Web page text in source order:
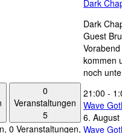
0
Veranstaltungen
5
0 Veranstaltungen,
Dark
Dark
Guest
kommen
noch
21:00 -
Wave
6.
Wave